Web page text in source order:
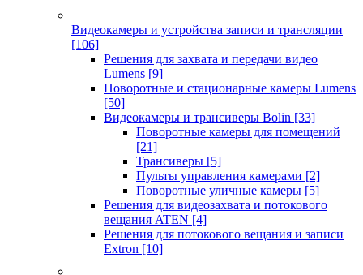
Видеокамеры и устройства записи и трансляции
[106]
Решения для захвата и передачи видео
Lumens [9]
Поворотные и стационарные камеры Lumens
[50]
Видеокамеры и трансиверы Bolin [33]
Поворотные камеры для помещений
[21]
Трансиверы [5]
Пульты управления камерами [2]
Поворотные уличные камеры [5]
Решения для видеозахвата и потокового
вещания ATEN [4]
Решения для потокового вещания и записи
Extron [10]